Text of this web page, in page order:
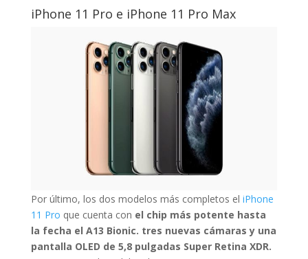
iPhone 11 Pro e iPhone 11 Pro Max
Por último, los dos modelos más completos el iPhone
11 Pro que cuenta con el chip más potente hasta
la fecha el A13 Bionic. tres nuevas cámaras y una
pantalla OLED de 5,8 pulgadas Super Retina XDR.